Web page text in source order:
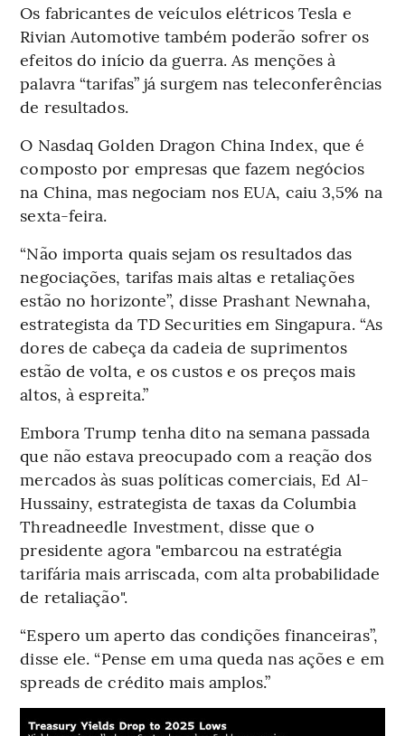
Os fabricantes de veículos elétricos Tesla e
Rivian Automotive também poderão sofrer os
efeitos do início da guerra. As menções à
palavra “tarifas” já surgem nas teleconferências
de resultados.
O Nasdaq Golden Dragon China Index, que é
composto por empresas que fazem negócios
na China, mas negociam nos EUA, caiu 3,5% na
sexta-feira.
“Não importa quais sejam os resultados das
negociações, tarifas mais altas e retaliações
estão no horizonte”, disse Prashant Newnaha,
estrategista da TD Securities em Singapura. “As
dores de cabeça da cadeia de suprimentos
estão de volta, e os custos e os preços mais
altos, à espreita.”
Embora Trump tenha dito na semana passada
que não estava preocupado com a reação dos
mercados às suas políticas comerciais, Ed Al-
Hussainy, estrategista de taxas da Columbia
Threadneedle Investment, disse que o
presidente agora "embarcou na estratégia
tarifária mais arriscada, com alta probabilidade
de retaliação".
“Espero um aperto das condições financeiras”,
disse ele. “Pense em uma queda nas ações e em
spreads de crédito mais amplos.”